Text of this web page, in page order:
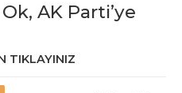
AK Parti’ye
TIKLAYINIZ